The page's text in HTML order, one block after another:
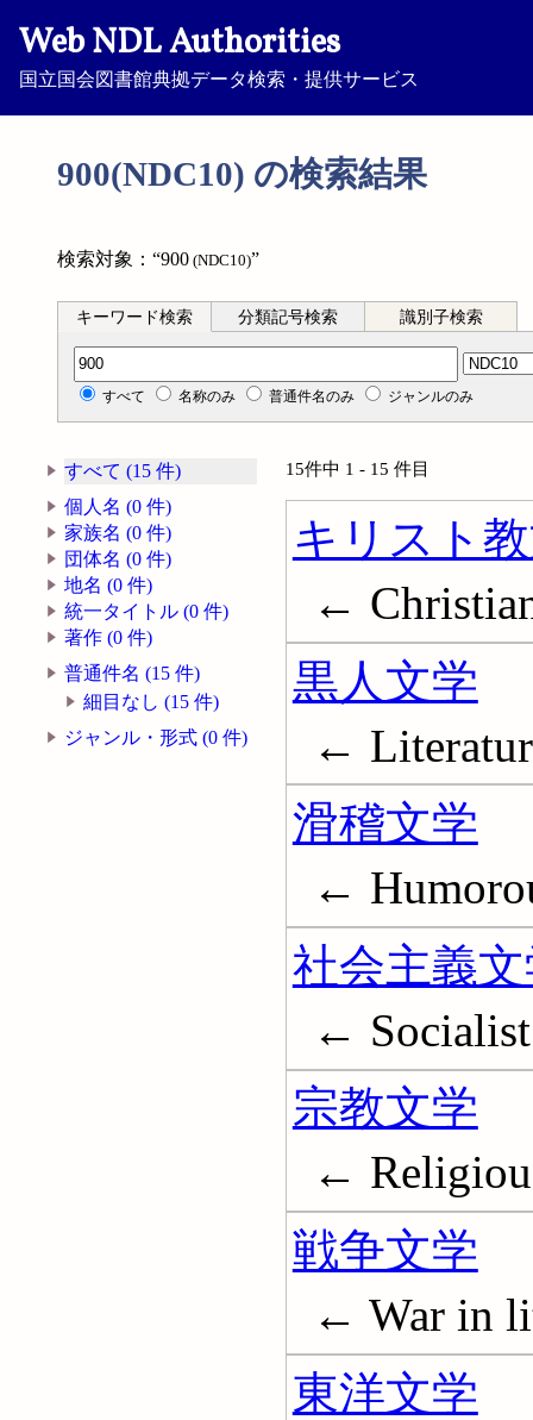
Web NDL Authorities
国立国会図書館典拠データ検索・提供サービス
900(NDC10) の検索結果
検索対象：“900 (NDC10)”
キーワード検索 分類記号検索 識別子検索
分類記号検索
すべて 名称のみ 普通件名のみ ジャンルのみ
すべて (15 件)
個人名 (0 件)
家族名 (0 件)
団体名 (0 件)
地名 (0 件)
統一タイトル (0 件)
著作 (0 件)
普通件名 (15 件)
細目なし (15 件)
ジャンル・形式 (0 件)
15件中 1 - 15 件目
キリスト
←
黒人文学
←
滑稽文学
←
社会主義
←
宗教文学
←
戦争文学
← War in
東洋文学